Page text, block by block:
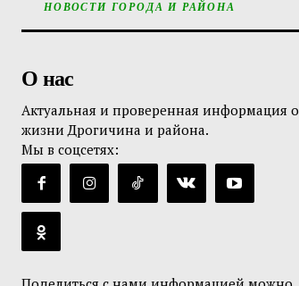
НОВОСТИ ГОРОДА И РАЙОНА
О нас
Актуальная и проверенная информация о
жизни Дрогичина и района.
Мы в соцсетях: